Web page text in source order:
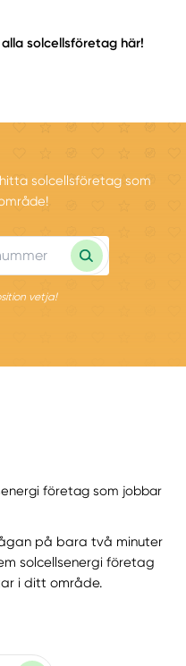
solcellsföretag här!
solcellsföretag som
vetja!
företag som jobbar
på bara två minuter
solcellsenergi företag
i ditt område.